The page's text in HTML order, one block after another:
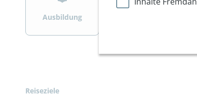
Ausbildung
Reiseziele